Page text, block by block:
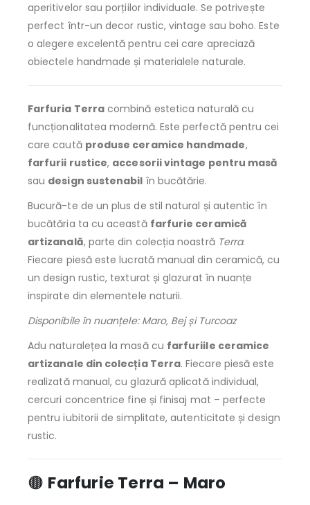
aperitivelor sau porțiilor individuale. Se potrivește
perfect într-un decor rustic, vintage sau boho. Este
o alegere excelentă pentru cei care apreciază
obiectele handmade și materialele naturale.
Farfuria Terracombină estetica naturală cu
funcționalitatea modernă. Este perfectă pentru cei
care caută produse ceramice handmade,
farfurii rustice, accesorii vintage pentru masă
sau design sustenabil în bucătărie.
Bucură-te de un plus de stil natural și autentic în
bucătăria ta cu această farfurie ceramică
artizanală, parte din colecția noastră Terra.
Fiecare piesă este lucrată manual din ceramică, cu
un design rustic, texturat și glazurat în nuanțe
inspirate din elementele naturii.
Disponibile în nuanțele: Maro, Bej și Turcoaz
Adu naturalețea la masă cu farfuriile ceramice
artizanale din colecția Terra. Fiecare piesă este
realizată manual, cu glazură aplicată individual,
cercuri concentrice fine și finisaj mat – perfecte
pentru iubitorii de simplitate, autenticitate și design
rustic.
🟤 Farfurie Terra – Maro